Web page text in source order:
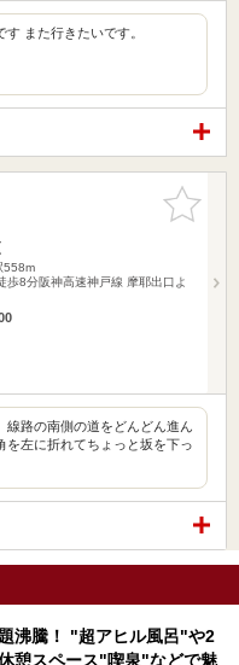
また行きたいです。
お気に入
りに追加
558m
歩8分阪神高速神戸線 摩耶出口よ
線路の南側の道をどんどん進ん
を左に折れてちょっと坂を下っ
沸騰！ "超アヒル風呂"や2
憩スペース"喫泉"などで魅